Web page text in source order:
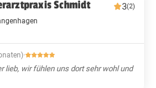
Schmidt 3(2)
·
lieb, wir fühlen uns dort sehr wohl und